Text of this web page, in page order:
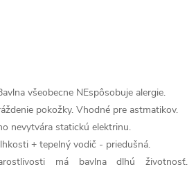
všeobecne NEspôsobuje alergie.
pokožky. Vhodné pre astmatikov.
nevytvára statickú elektrinu.
+ tepelný vodič - priedušná.
má bavlna dlhú životnosť.